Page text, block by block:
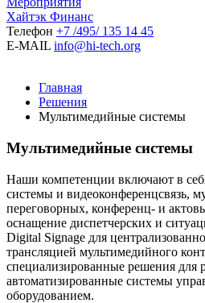
Хайтэк Финанс
Телефон +7 /495/ 135 14 45
E-MAIL info@hi-tech.org
Главная
Решения
Мультимедийные системы
Мультимедийные системы
Наши компетенции включают в
системы и видеоконференцсвязь,
переговорных, конференц- и
оснащение диспетчерских и
Digital Signage для
трансляцией мультимедийного
специализированные решения для
автоматизированные системы
оборудованием.